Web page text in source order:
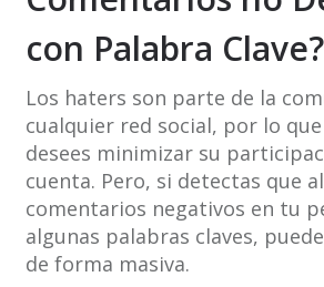
con Palabra Clave?
Los haters son parte de la
cualquier red social, por lo
desees minimizar su
cuenta. Pero, si detectas que
comentarios negativos en tu
algunas palabras claves,
de forma masiva.